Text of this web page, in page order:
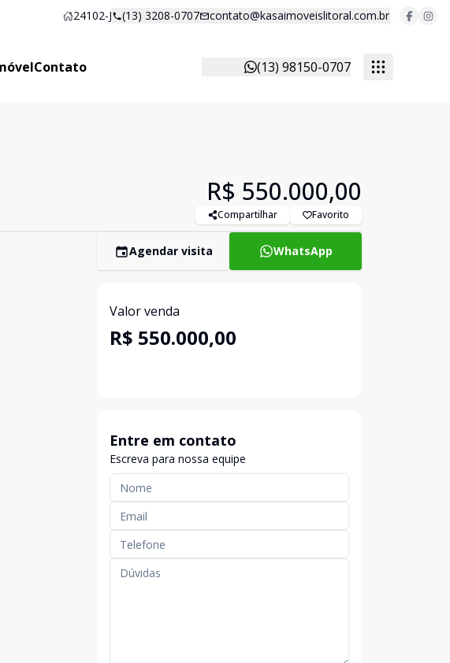
24102-J (13) 3208-0707 contato@kasaimoveislitoral.com.br
Contato (13) 98150-0707
R$ 550.000,00
Compartilhar Favorito
Agendar visita WhatsApp
Valor venda
R$ 550.000,00
Entre em contato
Escreva para nossa equipe